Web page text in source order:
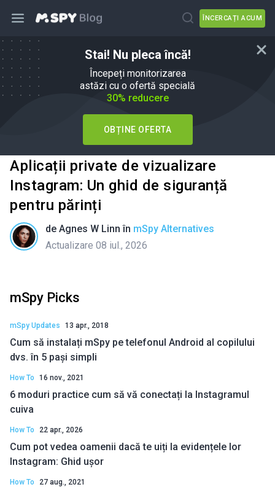
ÎNCERCAȚI ACUM
Stai! Nu pleca încă!
Începeți monitorizarea
astăzi cu o ofertă specială
30% reducere
OBȚINE OFERTA
Aplicații private de vizualizare
Instagram: Un ghid de siguranță
pentru părinți
de Agnes W Linn în mSpy Alternatives
Actualizare 08 iul., 2026
mSpy Picks
mSpy Updates 13 apr., 2018
Cum să instalați mSpy pe telefonul Android al copilului
dvs. în 5 pași simpli
How To 16 nov., 2021
6 moduri practice cum să vă conectați la Instagramul
cuiva
How To 22 apr., 2026
Cum pot vedea oamenii dacă te uiți la evidențele lor
Instagram: Ghid ușor
How To 27 aug., 2021